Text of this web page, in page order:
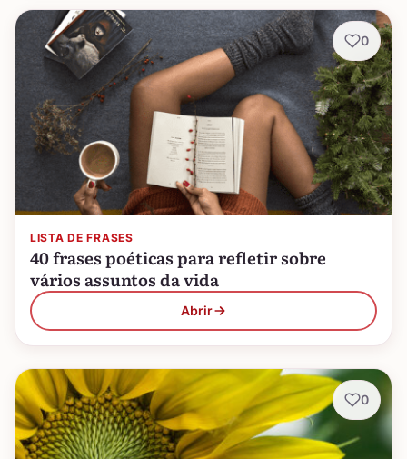
LISTA DE FRASES
40 frases poéticas para refletir sobre
vários assuntos da vida
Abrir
0
0